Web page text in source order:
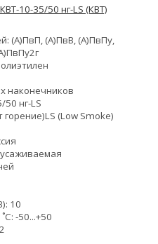
10-35/50 нг-LS (КВТ)
(А)ПвП, (А)ПвВ, (А)ПвПу,
наконечников
нг-LS
горение)LS (Low Smoke)
10
-50...+50